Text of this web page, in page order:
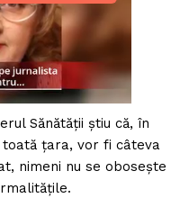
Sănătății știu că, în
țara, vor fi câteva
nimeni nu se obosește